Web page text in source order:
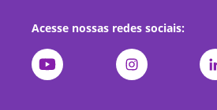
Acesse nossas redes sociais: